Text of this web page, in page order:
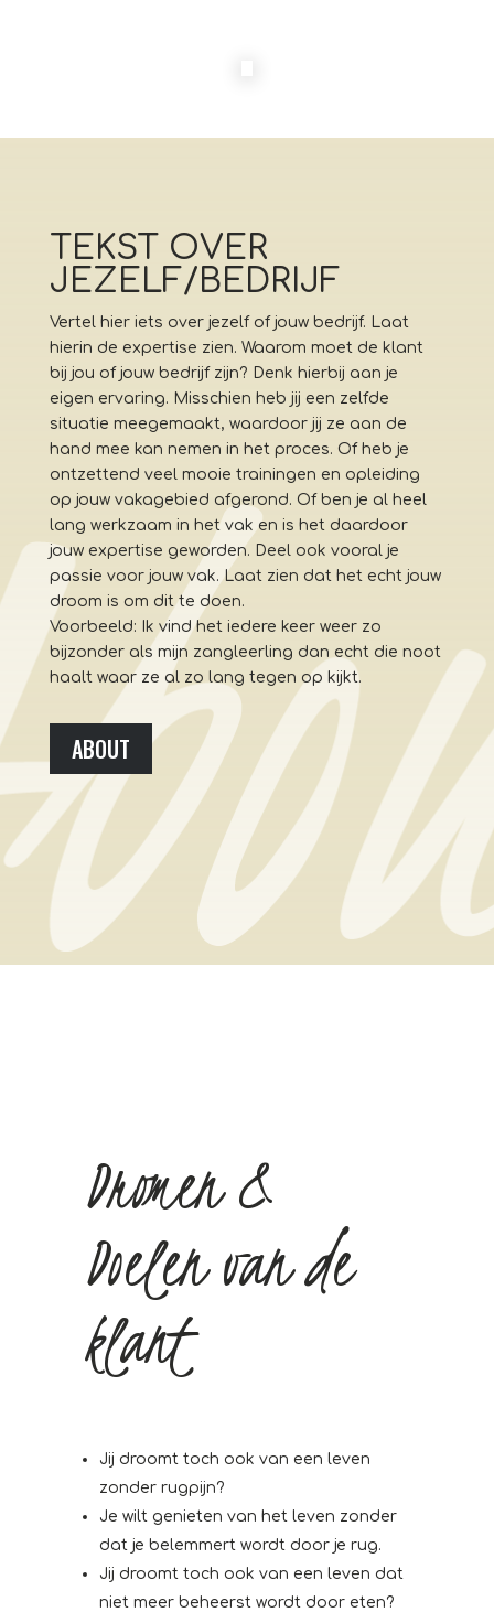
TEKST OVER
JEZELF/BEDRIJF
Vertel hier iets over jezelf of jouw bedrijf. Laat
hierin de expertise zien. Waarom moet de klant
bij jou of jouw bedrijf zijn? Denk hierbij aan je
eigen ervaring. Misschien heb jij een zelfde
situatie meegemaakt, waardoor jij ze aan de
hand mee kan nemen in het proces. Of heb je
ontzettend veel mooie trainingen en opleiding
op jouw vakagebied afgerond. Of ben je al heel
lang werkzaam in het vak en is het daardoor
jouw expertise geworden. Deel ook vooral je
passie voor jouw vak. Laat zien dat het echt jouw
droom is om dit te doen.
Voorbeeld: Ik vind het iedere keer weer zo
bijzonder als mijn zangleerling dan echt die noot
haalt waar ze al zo lang tegen op kijkt.
ABOUT
Dromen &
Doelen van de
klant
Jij droomt toch ook van een leven
zonder rugpijn?
Je wilt genieten van het leven zonder
dat je belemmert wordt door je rug.
Jij droomt toch ook van een leven dat
niet meer beheerst wordt door eten?